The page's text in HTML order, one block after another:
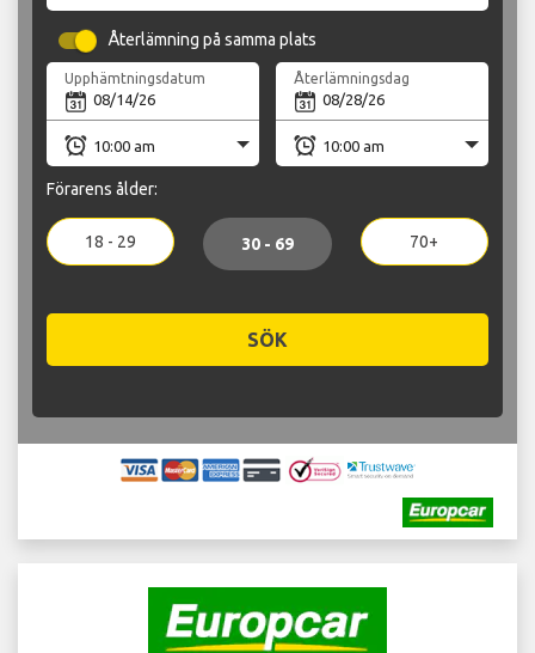
Återlämning på samma plats
Upphämtningsdatum Återlämningsdag
Förarens ålder:
18 - 29 30 - 69 70+
SÖK